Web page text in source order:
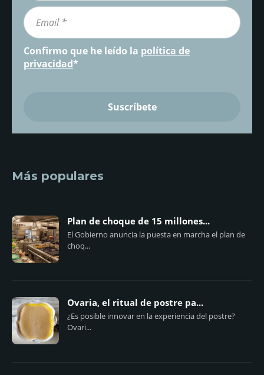
Confirmo que he leído la política de
privacidad*
Más populares
Plan de choque de 15 millones...
El Gobierno anuncia la puesta en marcha el plan de
choq...
Ovaria, el ritual de postre pa...
¿Es posible innovar en la experiencia del postre?
Ovari...